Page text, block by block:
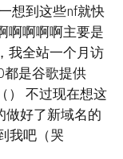
想到这些nf就快
啊啊啊啊主要是
我全站一个月访
是谷歌提供
） 不过现在想这
做好了新域名的
我吧（哭